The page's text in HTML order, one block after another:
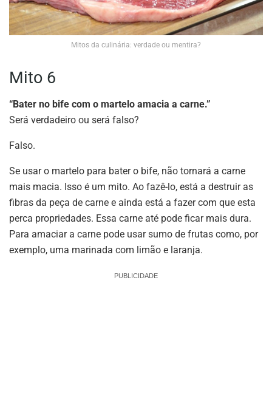
Mitos da culinária: verdade ou mentira?
Mito 6
“Bater no bife com o martelo amacia a carne.”
Será verdadeiro ou será falso?
Falso.
Se usar o martelo para bater o bife, não tornará a carne
mais macia. Isso é um mito. Ao fazê-lo, está a destruir as
fibras da peça de carne e ainda está a fazer com que esta
perca propriedades. Essa carne até pode ficar mais dura.
Para amaciar a carne pode usar sumo de frutas como, por
exemplo, uma marinada com limão e laranja.
PUBLICIDADE